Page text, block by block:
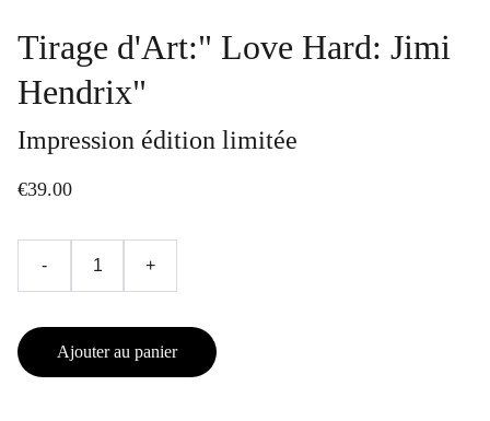
Tirage d'Art:" Love Hard: Jimi
Hendrix"
Impression édition limitée
€39.00
- +
Ajouter au panier